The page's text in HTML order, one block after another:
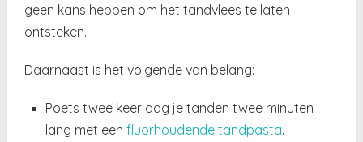
geen kans hebben om het tandvlees te laten
ontsteken.
Daarnaast is het volgende van belang:
Poets twee keer dag je tanden twee minuten
lang met een fluorhoudende tandpasta.